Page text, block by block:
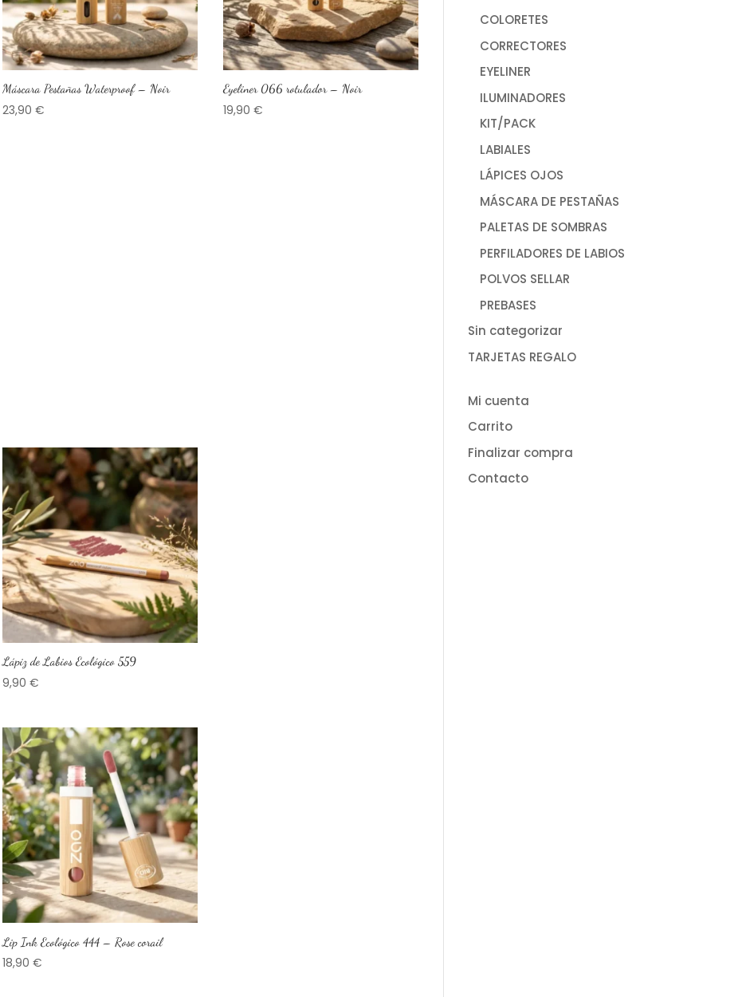
Máscara Pestañas Waterproof – Noir
23,90€
Eyeliner 066 rotulador – Noir
19,90€
Lápiz de Labios Ecológico 559
9,90€
Lip Ink Ecológico 444 – Rose corail
18,90€
COLORETES
CORRECTORES
EYELINER
ILUMINADORES
KIT/PACK
LABIALES
LÁPICES OJOS
MÁSCARA DE PESTAÑAS
PALETAS DE SOMBRAS
PERFILADORES DE LABIOS
POLVOS SELLAR
PREBASES
Sin categorizar
TARJETAS REGALO
Mi cuenta
Carrito
Finalizar compra
Contacto